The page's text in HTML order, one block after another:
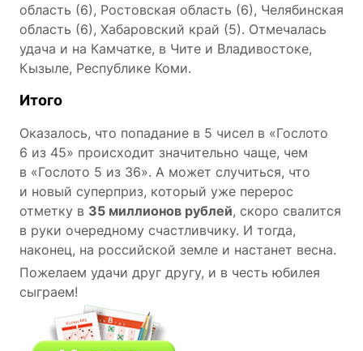
область (6), Ростовская область (6), Челябинская
область (6), Хабаровский край (5). Отмечалась
удача и на Камчатке, в Чите и Владивостоке,
Кызыле, Республике Коми.
Итого
Оказалось, что попадание в 5 чисел в «Гослото
6 из 45» происходит значительно чаще, чем
в «Гослото 5 из 36». А может случиться, что
и новый суперприз, который уже перерос
отметку в 35 миллионов рублей, скоро свалится
в руки очередному счастливчику. И тогда,
наконец, на российской земле и настанет весна.
Пожелаем удачи друг другу, и в честь юбилея
сыграем!